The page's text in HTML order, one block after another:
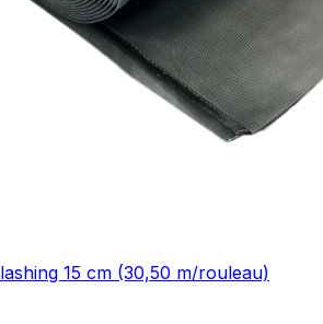
15 cm (30,50 m/rouleau)